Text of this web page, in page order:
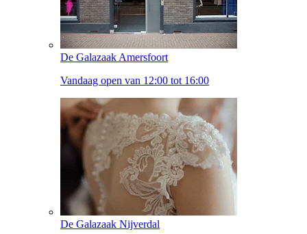
De Galazaak Amersfoort
Vandaag open van 12:00 tot 16:00
De Galazaak Nijverdal